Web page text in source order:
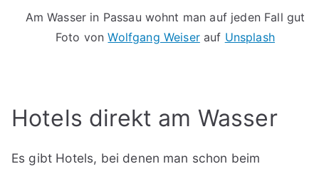
Am Wasser in Passau wohnt man auf jeden Fall gut
Foto vonWolfgang Weiserauf Unsplash
Hotels direkt am Wasser
Es gibt Hotels, bei denen man schon beim